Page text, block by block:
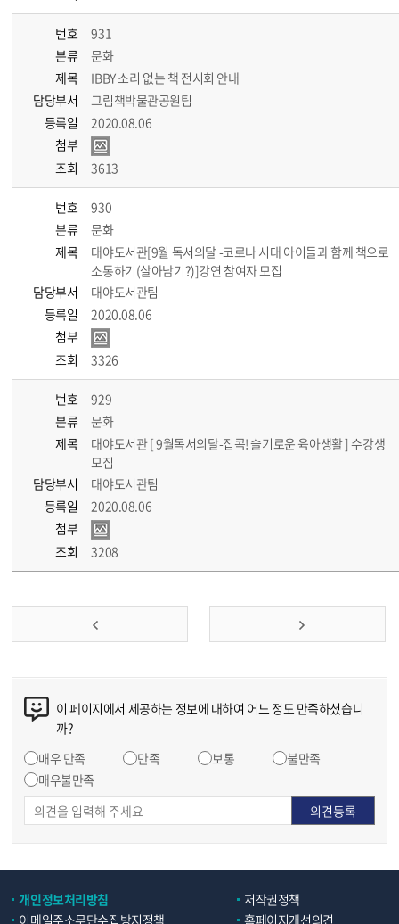
번호
931
분류
문화
제목
IBBY 소리 없는 책 전시회 안내
담당부서
그림책박물관공원팀
등록일
2020.08.06
첨부
조회
3613
번호
930
분류
문화
제목
대야도서관[9월 독서의달 -코로나 시대 아이들과 함께 책으로
소통하기(살아남기?)]강연 참여자 모집
담당부서
대야도서관팀
등록일
2020.08.06
첨부
조회
3326
번호
929
분류
문화
제목
대야도서관 [ 9월독서의달-집콕! 슬기로운 육아생활 ] 수강생
모집
담당부서
대야도서관팀
등록일
2020.08.06
첨부
조회
3208
이 페이지에서 제공하는 정보에 대하여 어느 정도 만족하셨습니
까?
매우 만족
만족 보통
불만족
매우불만족
개인정보처리방침
저작권정책
이메일주소무단수집방지정책
홈페이지개선의견